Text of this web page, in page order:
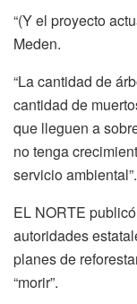
“(Y el proyecto
Meden.
“La cantidad de
cantidad de
que lleguen a
no tenga
servicio ambiental”.
EL NORTE
autoridades
planes de
“morir”.